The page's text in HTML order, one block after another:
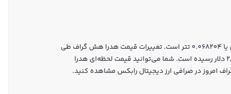
قیمت لحظه‌ای هدرا هش گراف هم اکنون معادل 12,725 تومان یا 0.068204 تتر است. تغییرات قیمت هدرا هش گراف طی
24 ساعت اخیر -0.243% بوده و مارکت کپ آن به 2,995,310,983 دلار رسیده است. شما می‌توانید قیمت لحظه‌ای هدرا
امروز در صرافی ارز دیجیتال رابکس مشاهده کنید.